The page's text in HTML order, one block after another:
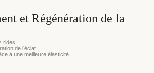
et Régénération de la
rides
de l’éclat
à une meilleure élasticité